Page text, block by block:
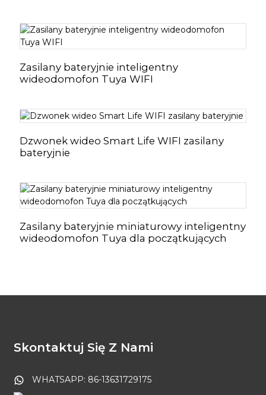
Zasilany bateryjnie inteligentny
wideodomofon Tuya WIFI
Dzwonek wideo Smart Life WIFI zasilany
bateryjnie
Zasilany bateryjnie miniaturowy inteligentny
wideodomofon Tuya dla początkujących
Skontaktuj Się Z Nami
WHATSAPP: 86-13631729175